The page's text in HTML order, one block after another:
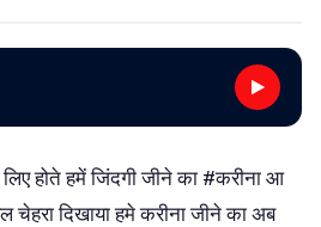
होते हमें जिंदगी जीने का #करीना आ
चेहरा दिखाया हमे करीना जीने का अब